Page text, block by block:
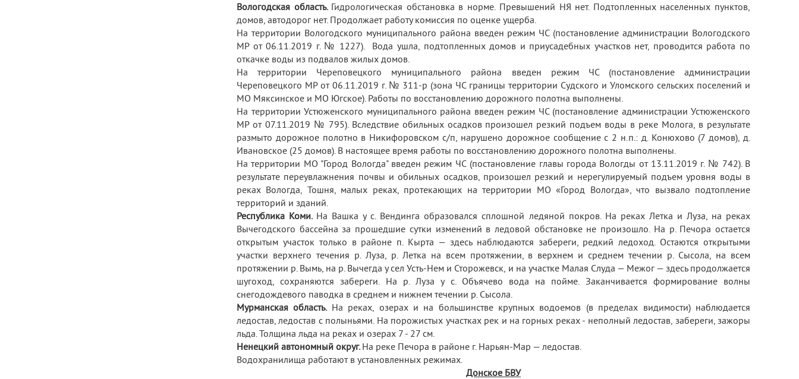
Вологодская область. Гидрологическая обстановка в норме. Превышений НЯ нет. Подтопленных населенных пунктов,
домов, автодорог нет. Продолжает работу комиссия по оценке ущерба.
На территории Вологодского муниципального района введен режим ЧС (постановление администрации Вологодского
МР от 06.11.2019 г. № 1227). Вода ушла, подтопленных домов и приусадебных участков нет, проводится работа по
откачке воды из подвалов жилых домов.
На территории Череповецкого муниципального района введен режим ЧС (постановление администрации
Череповецкого МР от 06.11.2019 г. № 311-р (зона ЧС границы территории Судского и Уломского сельских поселений и
МО Мяксинское и МО Югское). Работы по восстановлению дорожного полотна выполнены.
На территории Устюженского муниципального района введен режим ЧС (постановление администрации Устюженского
МР от 07.11.2019 № 795). Вследствие обильных осадков произошел резкий подъем воды в реке Молога, в результате
размыто дорожное полотно в Никифоровском с/п, нарушено дорожное сообщение с 2 н.п.: д. Конюхово (7 домов), д.
Ивановское (25 домов). В настоящее время работы по восстановлению дорожного полотна выполнены.
На территории МО "Город Вологда" введен режим ЧС (постановление главы города Вологды от 13.11.2019 г. № 742). В
результате переувлажнения почвы и обильных осадков, произошел резкий и нерегулируемый подъем уровня воды в
реках Вологда, Тошня, малых реках, протекающих на территории МО «Город Вологда», что вызвало подтопление
территорий и зданий.
Республика Коми. На Вашка у с. Вендинга образовался сплошной ледяной покров. На реках Летка и Луза, на реках
Вычегодского бассейна за прошедшие сутки изменений в ледовой обстановке не произошло. На р. Печора остается
открытым участок только в районе п. Кырта — здесь наблюдаются забереги, редкий ледоход. Остаются открытыми
участки верхнего течения р. Луза, р. Летка на всем протяжении, в верхнем и среднем течении р. Сысола, на всем
протяжении р. Вымь, на р. Вычегда у сел Усть-Нем и Сторожевск, и на участке Малая Слуда — Межог — здесь продолжается
шугоход, сохраняются забереги. На р. Луза у с. Объячево вода на пойме. Заканчивается формирование волны
снегодождевого паводка в среднем и нижнем течении р. Сысола.
Мурманская область. На реках, озерах и на большинстве крупных водоемов (в пределах видимости) наблюдается
ледостав, ледостав с полыньями. На порожистых участках рек и на горных реках - неполный ледостав, забереги, зажоры
льда. Толщина льда на реках и озерах 7 - 27 см.
Ненецкий автономный округ.На реке Печора в районе г. Нарьян-Мар — ледостав.
Водохранилища работают в установленных режимах.
Донское БВУ